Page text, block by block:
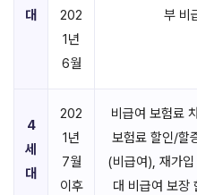
대
202
1년
6월
부 비
4
세
대
202
1년
7월
이후
비급여 보험료
보험료 할인/할
(비급여), 재가
대 비급여 보